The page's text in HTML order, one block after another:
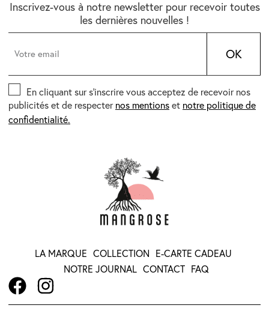
Inscrivez-vous à notre newsletter pour recevoir toutes
les dernières nouvelles !
En cliquant sur s’inscrire vous acceptez de recevoir nos
publicités et de respecter nos mentions et notre politique de
confidentialité.
OK
LA MARQUE COLLECTION E-CARTE CADEAU
NOTRE JOURNAL CONTACT FAQ